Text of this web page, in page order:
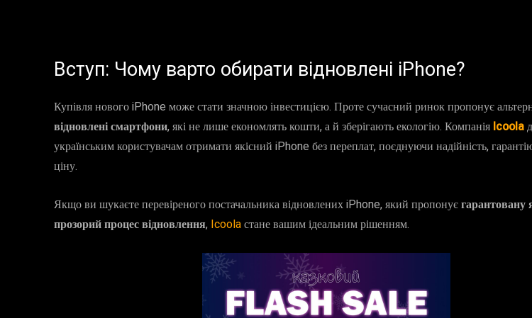
Вступ: Чому варто обирати відновлені iPhone?
Купівля нового iPhone може стати значною інвестицією. Проте сучасний ринок пропонує
відновлені смартфони, які не лише економлять кошти, а й зберігають екологію. Компанія Icoola
українським користувачам отримати якісний iPhone без переплат, поєднуючи надійність,
ціну.
Якщо ви шукаєте перевіреного постачальника відновлених iPhone, який пропонуєгарантовану
прозорий процес відновлення, Icoolaстане вашим ідеальним рішенням.